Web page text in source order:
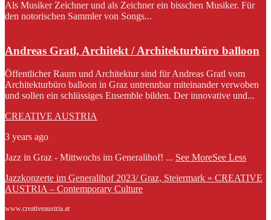
Als Musiker Zeichner und als Zeichner ein bisschen Musiker. Für
den notorischen Sammler von Songs...
Andreas Gratl, Architekt / Architekturbüro balloon
Öffentlicher Raum und Architektur sind für Andreas Gratl vom
Architekturbüro balloon in Graz untrennbar miteinander verwoben
und sollen ein schlüssiges Ensemble bilden. Der innovative und...
CREATIVE AUSTRIA
3 years ago
Jazz in Graz - Mittwochs im Generalihof! ... See MoreSee Less
Jazzkonzerte im Generalihof 2023/ Graz, Steiermark » CREATIVE
AUSTRIA – Contemporary Culture
www.creativeaustria.at